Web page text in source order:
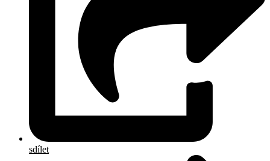
sdílet